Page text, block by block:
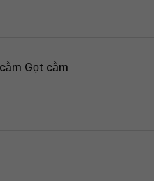
Gọt cằm